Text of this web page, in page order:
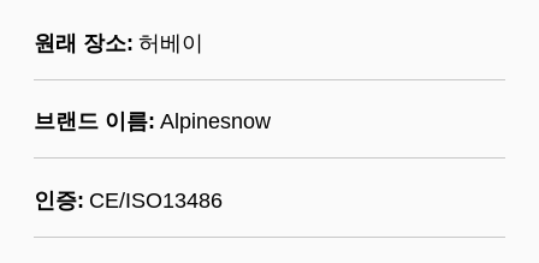
원래 장소: 허베이
브랜드 이름: Alpinesnow
인증: CE/ISO13486